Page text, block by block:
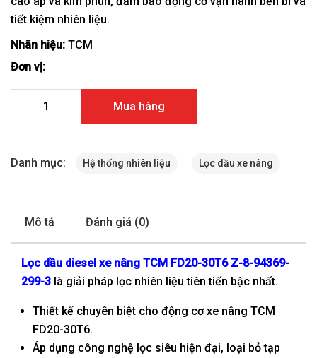
tiết kiệm nhiên liệu.
Nhãn hiệu: TCM
Đơn vị:
Mua hàng
Danh mục: Hệ thống nhiên liệu Lọc dầu xe nâng
Mô tả Đánh giá (0)
Lọc dầu diesel xe nâng TCM FD20-30T6Z-8-94369-
299-3 là giải pháp lọc nhiên liệu tiên tiến bậc nhất.
Thiết kế chuyên biệt cho động cơ xe nâng TCM
FD20-30T6.
Áp dụng công nghệ lọc siêu hiện đại, loại bỏ tạp